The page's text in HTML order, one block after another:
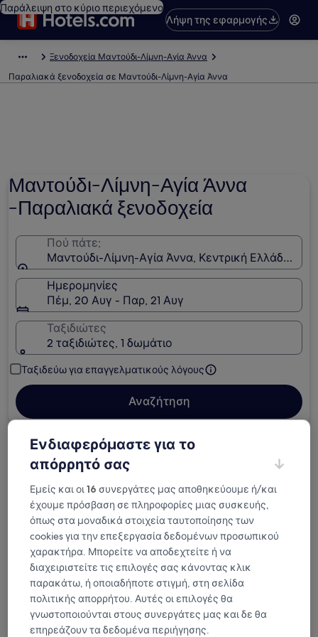
Παράλειψη στο κύριο περιεχόμενο
Λήψη της εφαρμογής
Ξενοδοχεία Μαντούδι-Λίμνη-Αγία Άννα
Παραλιακά ξενοδοχεία σε Μαντούδι-Λίμνη-Αγία Άννα
Μαντούδι-Λίμνη-Αγία Άννα
-Παραλιακά ξενοδοχεία
Πού πάτε;
Μαντούδι-Λίμνη-Αγία Άννα, Κεντρική Ελλάδα,
Ημερομηνίες
Πέμ, 20 Αυγ - Παρ, 21 Αυγ
Ταξιδιώτες
2 ταξιδιώτες, 1 δωμάτιο
Ταξιδεύω για επαγγελματικούς λόγους
Αναζήτηση
Επιλογές δωρεάν ακύρωσης, εάν αλλάξουν
τα σχέδια
Κερδίστε επιβραβεύσεις για κάθε
διανυκτέρευση που πραγματοποιείτε
Εξοικονομήστε περισσότερα με τις Τιμές
μελών
Ελέγξτε τιμές για αυτές τις ημερομηνίες
Ενδιαφερόμαστε για το
απόρρητό σας
Εμείς και οι16 συνεργάτες μας αποθηκεύουμε ή/και
έχουμε πρόσβαση σε πληροφορίες μιας συσκευής,
όπως στα μοναδικά στοιχεία ταυτοποίησης των
cookies για την επεξεργασία δεδομένων προσωπικού
χαρακτήρα. Μπορείτε να αποδεχτείτε ή να
διαχειριστείτε τις επιλογές σας κάνοντας κλικ
παρακάτω, ή οποιαδήποτε στιγμή, στη σελίδα
πολιτικής απορρήτου. Αυτές οι επιλογές θα
γνωστοποιούνται στους συνεργάτες μας και δε θα
επηρεάζουν τα δεδομένα περιήγησης.